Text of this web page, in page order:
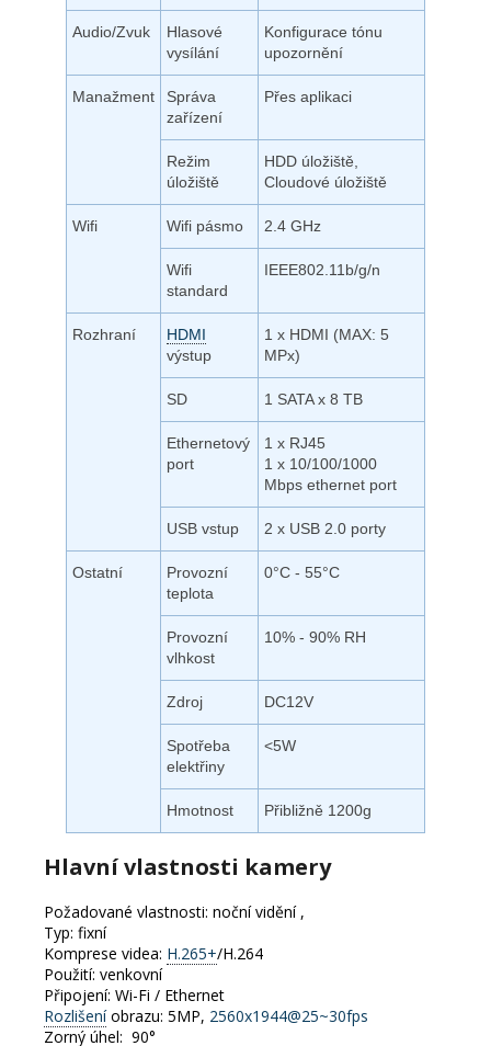
Audio/Zvuk
Hlasové
vysílání
Konfigurace tónu
upozornění
Manažment
Správa
zařízení
Přes aplikaci
Režim
úložiště
HDD úložiště,
Cloudové úložiště
Wifi Wifi pásmo 2.4 GHz
Wifi
standard
IEEE802.11b/g/n
Rozhraní
HDMI
výstup
1 x HDMI (MAX: 5
MPx)
SD 1 SATA x 8 TB
Ethernetový
port
1 x RJ45
1 x 10/100/1000
Mbps ethernet port
USB vstup 2 x USB 2.0 porty
Ostatní
Provozní
teplota
0°C - 55°C
Provozní
vlhkost
10% - 90% RH
Zdroj DC12V
Spotřeba
elektřiny
<5W
Hmotnost Přibližně 1200g
Hlavní vlastnosti kamery
Požadované vlastnosti: noční vidění ,
Typ: fixní
Komprese videa: H.265+/H.264
Použití: venkovní
Připojení: Wi-Fi / Ethernet
Rozlišeníobrazu: 5MP, 2560x1944@25~30fps
Zorný úhel: 90°